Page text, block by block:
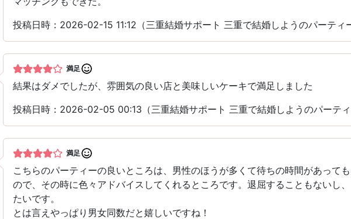
投稿日時：2026-02-15 11:12（三重結婚サポート 三重で結婚しようのパーティ
満足
結果はダメでしたが、雰囲気の良い店と美味しいケーキで満足しました
投稿日時：2026-02-05 00:13（三重結婚サポート 三重で結婚しようのパーティ
満足
こちらのパーティーの良いところは、男性のほうが多くて待ちの時間があって
ので、その時に色々アドバイスしてくれるところです。退屈することもないし
たいです。
とは言えやっぱり男女同数だと嬉しいですね！